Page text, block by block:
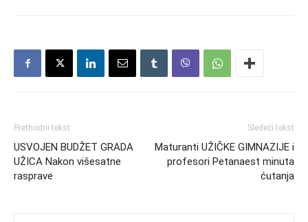
Prethodni tekst
USVOJEN BUDŽET GRADA
UŽICA Nakon višesatne
rasprave
Sledeći tekst
Maturanti UŽIČKE GIMNAZIJE i
profesori Petanaest minuta
ćutanja